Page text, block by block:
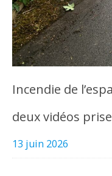
Incendie de
deux vidéos
13 juin 2026